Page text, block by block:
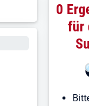
0
für